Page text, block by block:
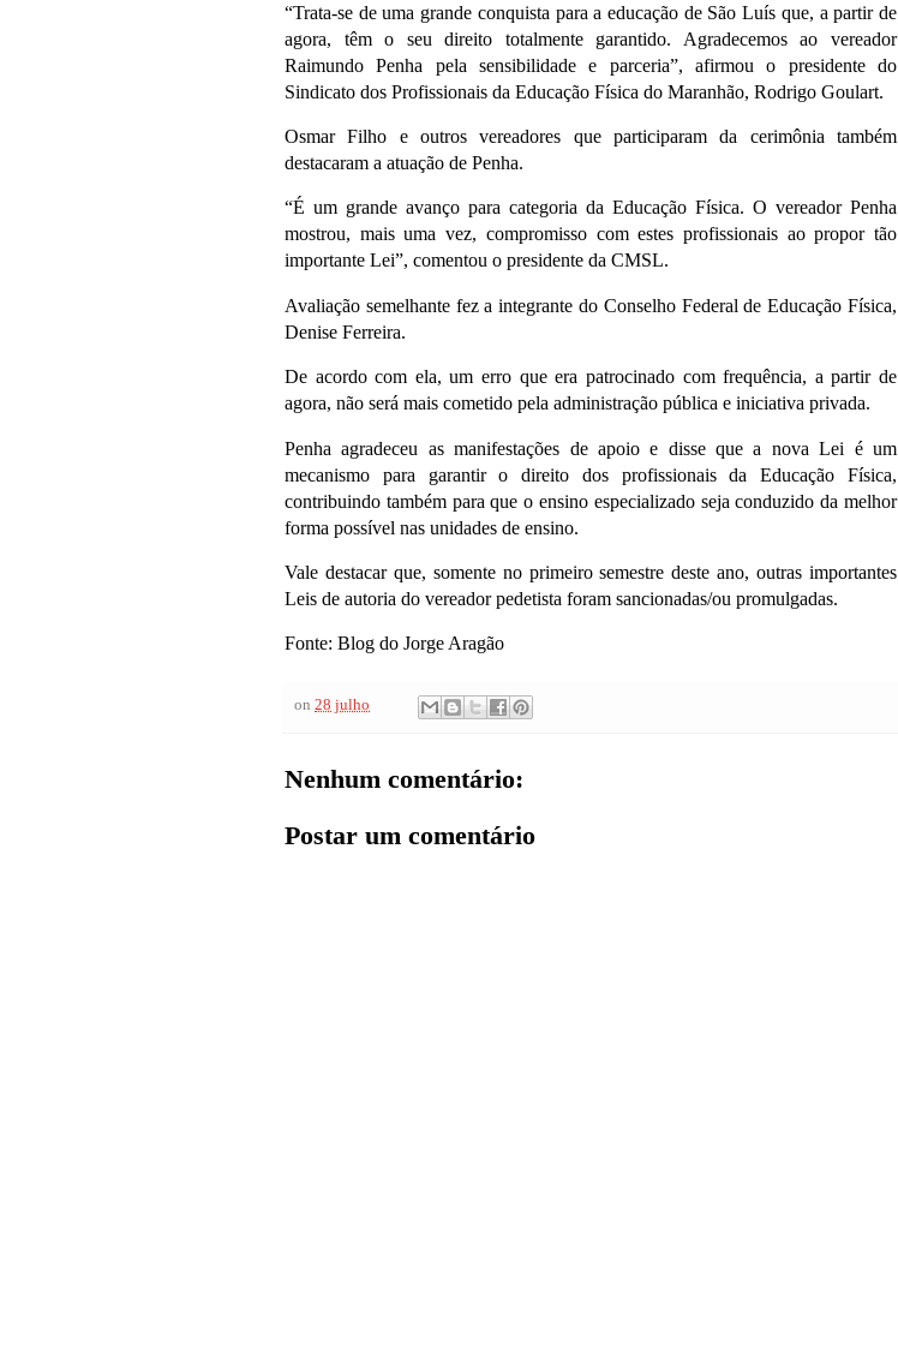
“Trata-se de uma grande conquista para a educação de São Luís que, a partir de
agora, têm o seu direito totalmente garantido. Agradecemos ao vereador
Raimundo Penha pela sensibilidade e parceria”, afirmou o presidente do
Sindicato dos Profissionais da Educação Física do Maranhão, Rodrigo Goulart.
Osmar Filho e outros vereadores que participaram da cerimônia também
destacaram a atuação de Penha.
“É um grande avanço para categoria da Educação Física. O vereador Penha
mostrou, mais uma vez, compromisso com estes profissionais ao propor tão
importante Lei”, comentou o presidente da CMSL.
Avaliação semelhante fez a integrante do Conselho Federal de Educação Física,
Denise Ferreira.
De acordo com ela, um erro que era patrocinado com frequência, a partir de
agora, não será mais cometido pela administração pública e iniciativa privada.
Penha agradeceu as manifestações de apoio e disse que a nova Lei é um
mecanismo para garantir o direito dos profissionais da Educação Física,
contribuindo também para que o ensino especializado seja conduzido da melhor
forma possível nas unidades de ensino.
Vale destacar que, somente no primeiro semestre deste ano, outras importantes
Leis de autoria do vereador pedetista foram sancionadas/ou promulgadas.
Fonte: Blog do Jorge Aragão
on 28 julho
Nenhum comentário:
Postar um comentário